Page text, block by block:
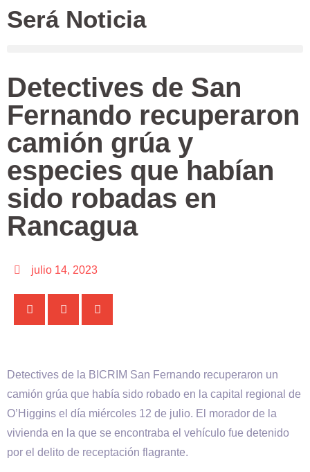
Será Noticia
Detectives de San
Fernando recuperaron
camión grúa y
especies que habían
sido robadas en
Rancagua
julio 14, 2023
Detectives de la BICRIM San Fernando recuperaron un
camión grúa que había sido robado en la capital regional de
O’Higgins el día miércoles 12 de julio. El morador de la
vivienda en la que se encontraba el vehículo fue detenido
por el delito de receptación flagrante.